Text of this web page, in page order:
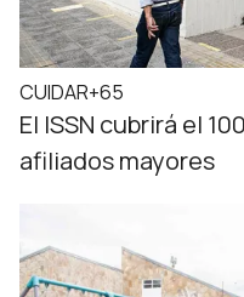
CUIDAR+65
El ISSN cubrirá el
afiliados mayores